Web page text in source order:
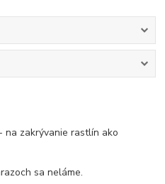
zakrývanie rastlín ako
sa neláme.